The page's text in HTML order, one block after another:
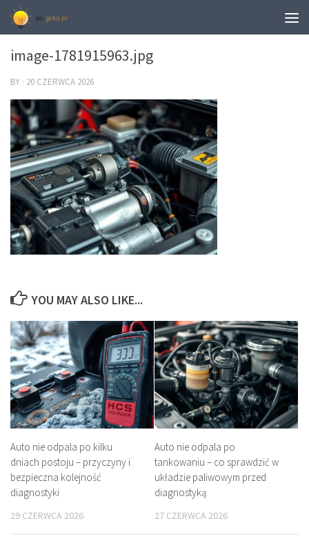
0
image-1781915963.jpg
BY · 20 CZERWCA 2026
YOU MAY ALSO LIKE...
Auto nie odpala po kilku
dniach postoju – przyczyny i
bezpieczna kolejność
diagnostyki
29 CZERWCA 2026
Auto nie odpala po
tankowaniu – co sprawdzić w
układzie paliwowym przed
diagnostyką
27 CZERWCA 2026